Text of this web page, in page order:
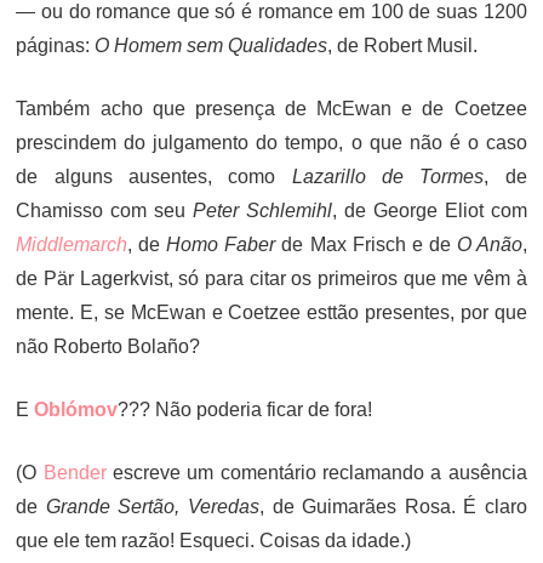
— ou do romance que só é romance em 100 de suas 1200
páginas: O Homem sem Qualidades, de Robert Musil.
Também acho que presença de McEwan e de Coetzee
prescindem do julgamento do tempo, o que não é o caso
de alguns ausentes, como Lazarillo de Tormes, de
Chamisso com seuPeter Schlemihl, de George Eliot com
Middlemarch, deHomo Faberde Max Frisch e de O Anão,
de Pär Lagerkvist, só para citar os primeiros que me vêm à
mente. E, se McEwan e Coetzee esttão presentes, por que
não Roberto Bolaño?
EOblómov??? Não poderia ficar de fora!
(O Benderescreve um comentário reclamando a ausência
de Grande Sertão, Veredas, de Guimarães Rosa. É claro
que ele tem razão! Esqueci. Coisas da idade.)